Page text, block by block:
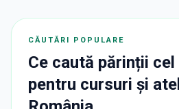
CĂUTĂRI POPULARE
Ce caută părinții cel
pentru cursuri și